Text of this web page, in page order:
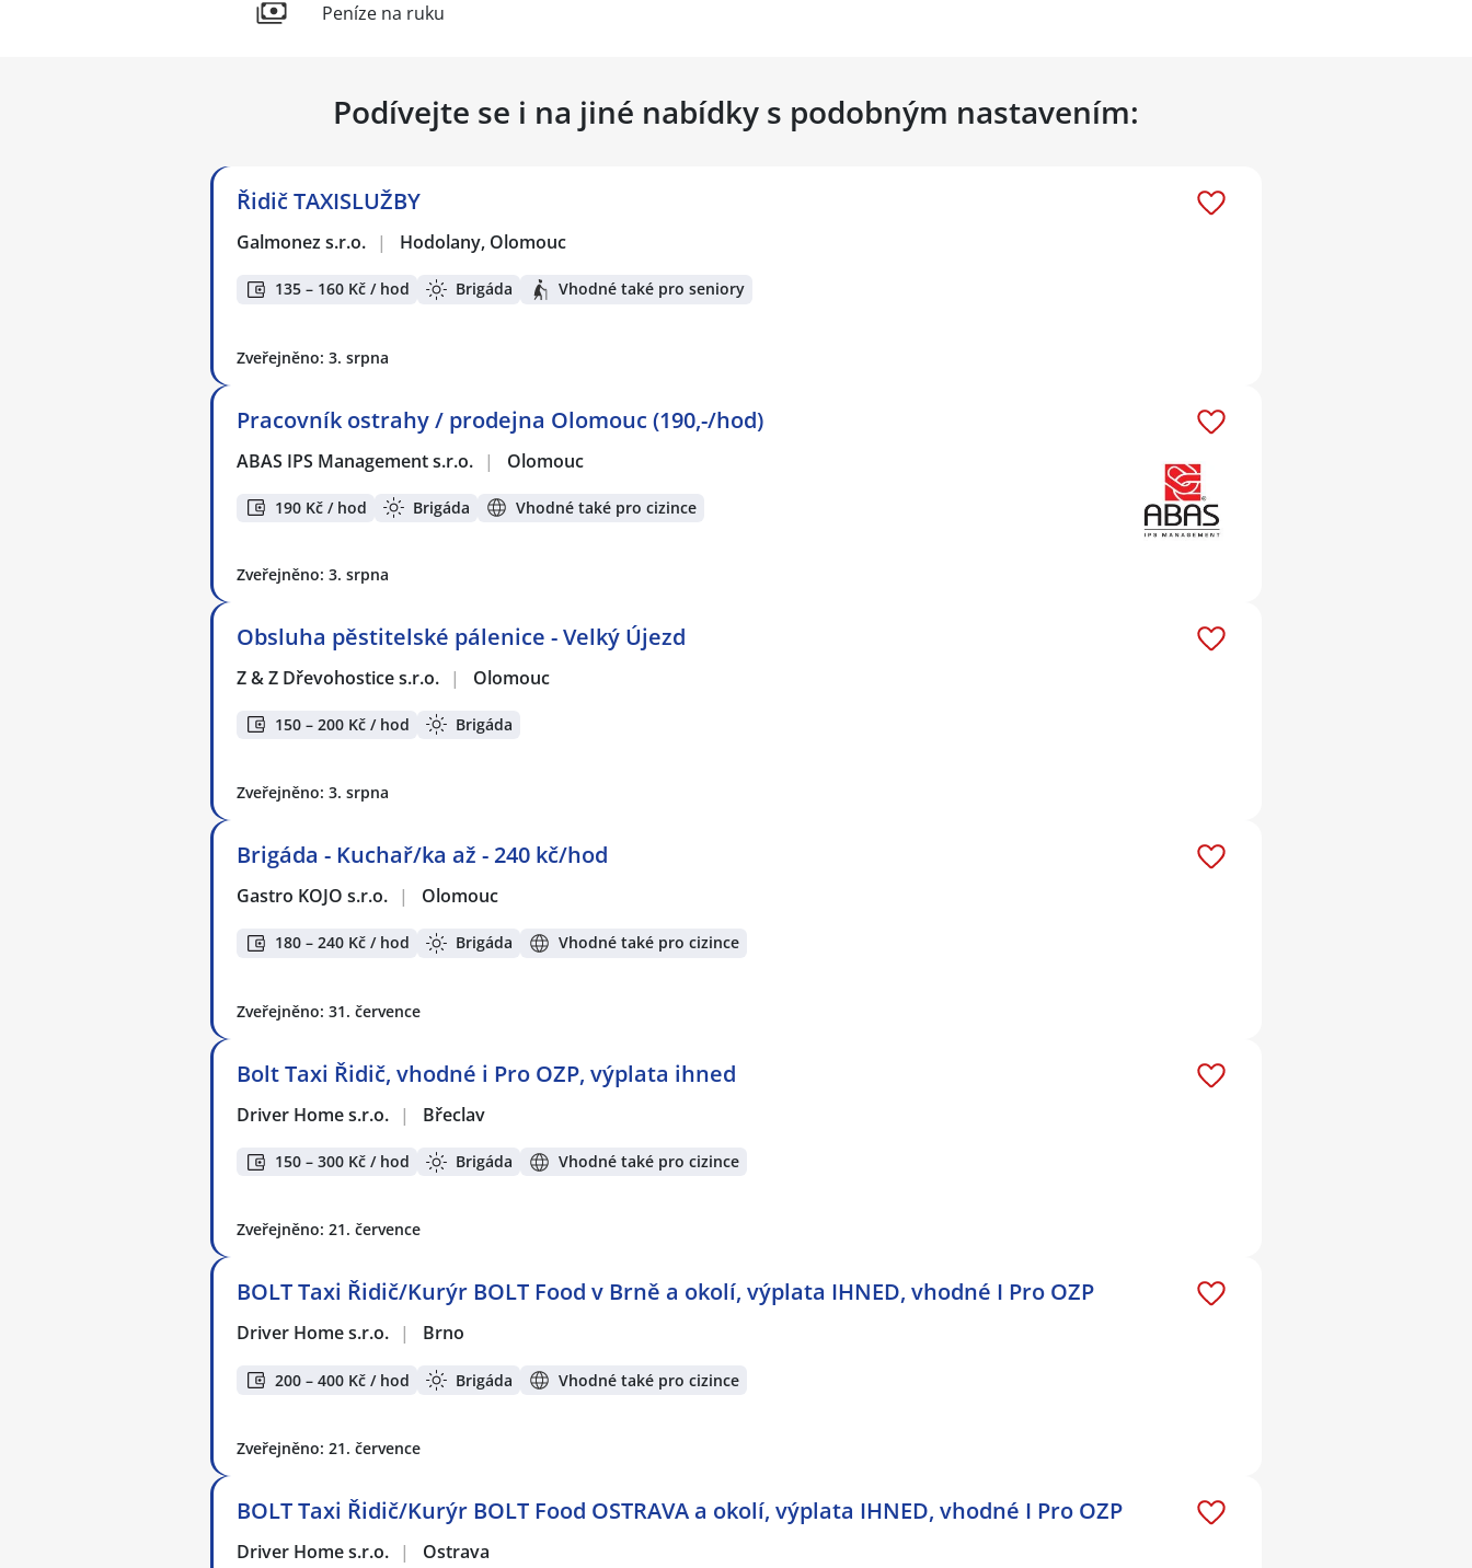
Peníze na ruku
Podívejte se i na jiné nabídky s podobným nastavením:
Řidič TAXISLUŽBY
Galmonez s.r.o. | Hodolany, Olomouc
135 – 160 Kč / hod Brigáda Vhodné také pro seniory
Zveřejněno: 3. srpna
Pracovník ostrahy / prodejna Olomouc (190,-/hod)
ABAS IPS Management s.r.o. | Olomouc
190 Kč / hod Brigáda Vhodné také pro cizince
Zveřejněno: 3. srpna
Obsluha pěstitelské pálenice - Velký Újezd
Z & Z Dřevohostice s.r.o. | Olomouc
150 – 200 Kč / hod Brigáda
Zveřejněno: 3. srpna
Brigáda - Kuchař/ka až - 240 kč/hod
Gastro KOJO s.r.o. | Olomouc
180 – 240 Kč / hod Brigáda Vhodné také pro cizince
Zveřejněno: 31. července
Bolt Taxi Řidič, vhodné i Pro OZP, výplata ihned
Driver Home s.r.o. | Břeclav
150 – 300 Kč / hod Brigáda Vhodné také pro cizince
Zveřejněno: 21. července
BOLT Taxi Řidič/Kurýr BOLT Food v Brně a okolí, výplata IHNED, vhodné I Pro OZP
Driver Home s.r.o. | Brno
200 – 400 Kč / hod Brigáda Vhodné také pro cizince
Zveřejněno: 21. července
BOLT Taxi Řidič/Kurýr BOLT Food OSTRAVA a okolí, výplata IHNED, vhodné I Pro OZP
Driver Home s.r.o. | Ostrava